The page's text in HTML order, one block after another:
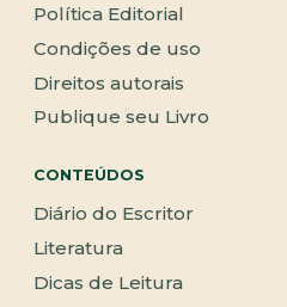
Política Editorial
Condições de uso
Direitos autorais
Publique seu Livro
CONTEÚDOS
Diário do Escritor
Literatura
Dicas de Leitura